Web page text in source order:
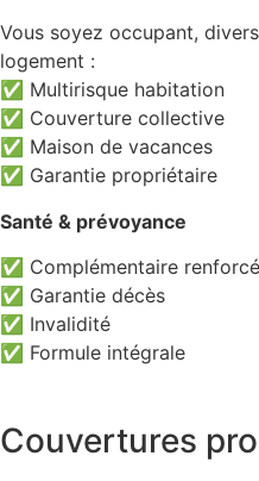
Vous soyez occupant,
logement :
✅ Multirisque habitation
✅ Couverture collective
✅ Maison de vacances
✅ Garantie propriétaire
Santé & prévoyance
✅ Complémentaire
✅ Garantie décès
✅ Invalidité
✅ Formule intégrale
Couvertures pro